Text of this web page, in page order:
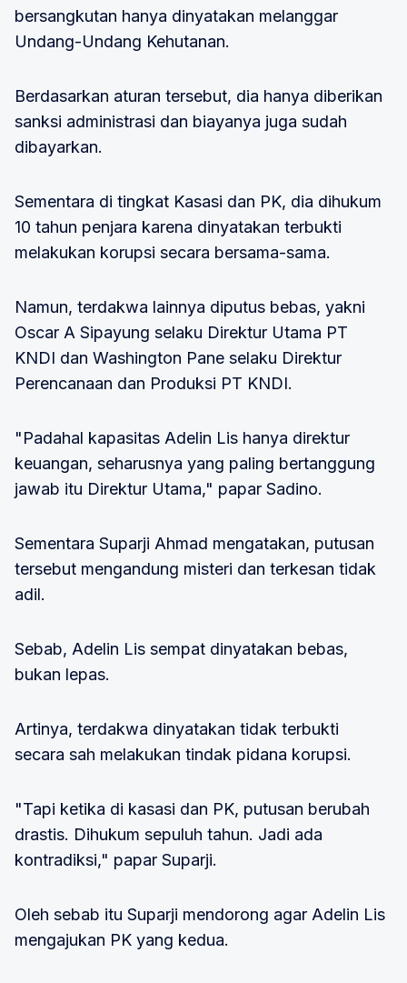
bersangkutan hanya dinyatakan melanggar
Undang-Undang Kehutanan.
Berdasarkan aturan tersebut, dia hanya diberikan
sanksi administrasi dan biayanya juga sudah
dibayarkan.
Sementara di tingkat Kasasi dan PK, dia dihukum
10 tahun penjara karena dinyatakan terbukti
melakukan korupsi secara bersama-sama.
Namun, terdakwa lainnya diputus bebas, yakni
Oscar A Sipayung selaku Direktur Utama PT
KNDI dan Washington Pane selaku Direktur
Perencanaan dan Produksi PT KNDI.
"Padahal kapasitas Adelin Lis hanya direktur
keuangan, seharusnya yang paling bertanggung
jawab itu Direktur Utama," papar Sadino.
Sementara Suparji Ahmad mengatakan, putusan
tersebut mengandung misteri dan terkesan tidak
adil.
Sebab, Adelin Lis sempat dinyatakan bebas,
bukan lepas.
Artinya, terdakwa dinyatakan tidak terbukti
secara sah melakukan tindak pidana korupsi.
"Tapi ketika di kasasi dan PK, putusan berubah
drastis. Dihukum sepuluh tahun. Jadi ada
kontradiksi," papar Suparji.
Oleh sebab itu Suparji mendorong agar Adelin Lis
mengajukan PK yang kedua.